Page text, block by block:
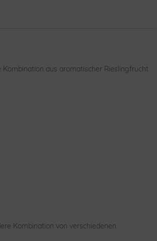
Kombination aus aromatischer Rieslingfrucht
Kombination von verschiedenen